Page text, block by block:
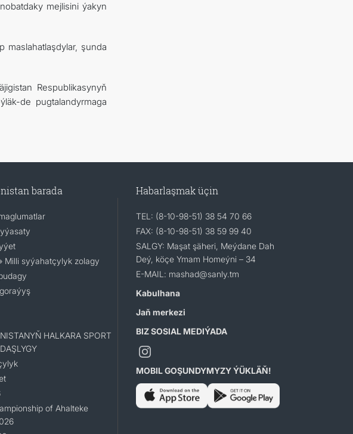
mejlisini ýakyn
maslahatlaşdylar, şunda
Respublikasynyň
de pugtalandyrmaga
barada
Milli syýahatçylyk zolagy
HALKARA SPORT
of Ahalteke
Habarlaşmak üçin
TEL: (8-10-98-51) 38 54 70 66
FAX: (8-10-98-51) 38 59 99 40
SALGY: Maşat şäheri, Meýdane Dah
Deý, köçe Ymam Homeýni – 34
E-MAIL: mashad@sanly.tm
Kabulhana
Jaň merkezi
BIZ SOSIAL MEDIÝADA
MOBIL GOŞUNDYMYZY ÝÜKLÄŇ!